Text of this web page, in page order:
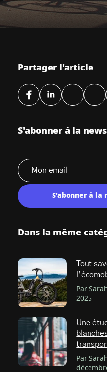
Partager l'article
S'abonner à la
S'abonner à la
Dans la même
Tout
Par
2025
Une
Par